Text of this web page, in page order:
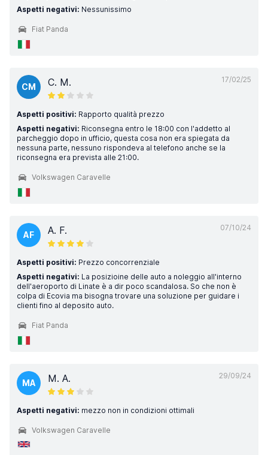
Aspetti negativi: Nessunissimo
Fiat Panda
17/02/25
CM C. M.
Aspetti positivi: Rapporto qualità prezzo
Aspetti negativi: Riconsegna entro le 18:00 con l'addetto al
parcheggio dopo in ufficio, questa cosa non era spiegata da
nessuna parte, nessuno rispondeva al telefono anche se la
riconsegna era prevista alle 21:00.
Volkswagen Caravelle
07/10/24
AF A. F.
Aspetti positivi: Prezzo concorrenziale
Aspetti negativi: La posizioine delle auto a noleggio all'interno
dell'aeroporto di Linate è a dir poco scandalosa. So che non è
colpa di Ecovia ma bisogna trovare una soluzione per guidare i
clienti fino al deposito auto.
Fiat Panda
29/09/24
MA M. A.
Aspetti negativi: mezzo non in condizioni ottimali
Volkswagen Caravelle